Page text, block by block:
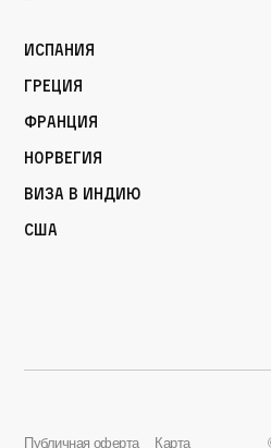
Испания
Греция
Франция
Норвегия
Виза в Индию
США
Публичная оферта Карта